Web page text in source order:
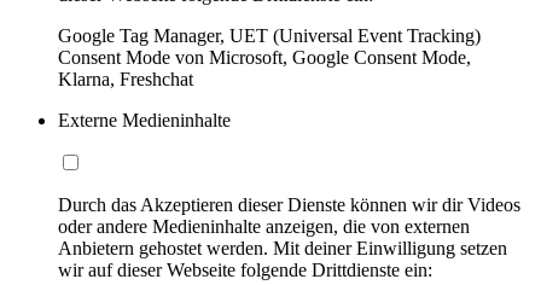
Google Tag Manager, UET (Universal Event Tracking)
Consent Mode von Microsoft, Google Consent Mode,
Klarna, Freshchat
Externe Medieninhalte
Durch das Akzeptieren dieser Dienste können wir dir Videos
oder andere Medieninhalte anzeigen, die von externen
Anbietern gehostet werden. Mit deiner Einwilligung setzen
wir auf dieser Webseite folgende Drittdienste ein: